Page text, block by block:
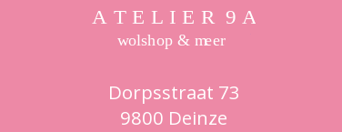
Dorpsstraat 73
9800 Deinze